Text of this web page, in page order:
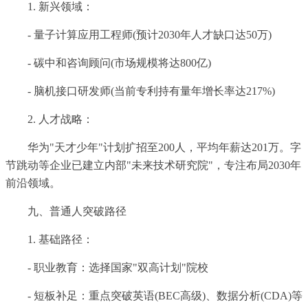
1. 新兴领域：
- 量子计算应用工程师(预计2030年人才缺口达50万)
- 碳中和咨询顾问(市场规模将达800亿)
- 脑机接口研发师(当前专利持有量年增长率达217%)
2. 人才战略：
华为"天才少年"计划扩招至200人，平均年薪达201万。字
节跳动等企业已建立内部"未来技术研究院"，专注布局2030年
前沿领域。
九、普通人突破路径
1. 基础路径：
- 职业教育：选择国家"双高计划"院校
- 短板补足：重点突破英语(BEC高级)、数据分析(CDA)等